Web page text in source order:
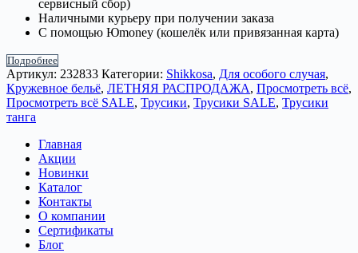
сервисный сбор)
Наличными курьеру при получении заказа
С помощью Юmoney (кошелёк или привязанная карта)
Подробнее
Артикул: 232833 Категории: Shikkosa, Для особого случая,
Кружевное бельё, ЛЕТНЯЯ РАСПРОДАЖА, Просмотреть всё,
Просмотреть всё SALE, Трусики, Трусики SALE, Трусики
танга
Главная
Акции
Новинки
Каталог
Контакты
О компании
Сертификаты
Блог